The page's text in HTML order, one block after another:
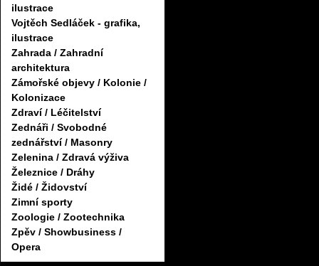
ilustrace
Vojtěch Sedláček - grafika,
ilustrace
Zahrada / Zahradní
architektura
Zámořské objevy / Kolonie /
Kolonizace
Zdraví / Léčitelství
Zednáři / Svobodné
zednářství / Masonry
Zelenina / Zdravá výživa
Železnice / Dráhy
Židé / Židovství
Zimní sporty
Zoologie / Zootechnika
Zpěv / Showbusiness /
Opera